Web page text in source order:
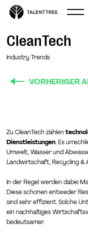
CleanTech
Industry Trends
VORHERIGER
Zu CleanTech zählen
Dienstleistungen. Es
Umwelt, Wasser und
Landwirtschaft, Recycling &
In der Regel werden dabei
Diese schonen entweder
sind sehr effizient. Solche
ein nachhaltiges
bedeutsamer.